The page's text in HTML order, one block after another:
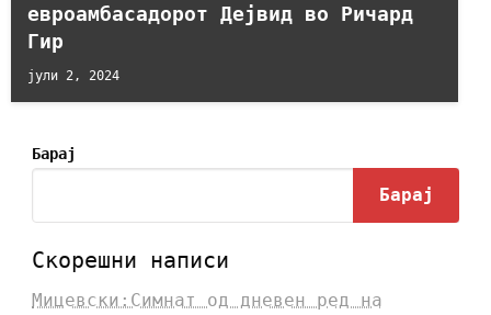
евроамбасадорот Дејвид во Ричард
Гир
јули 2, 2024
Барај
Барај
Скорешни написи
Мицевски:Симнат од дневен ред на